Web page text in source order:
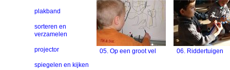
plakband
sorteren en
verzamelen
projector
spiegelen en kijken
05. Op een groot vel 06. Riddertuigen